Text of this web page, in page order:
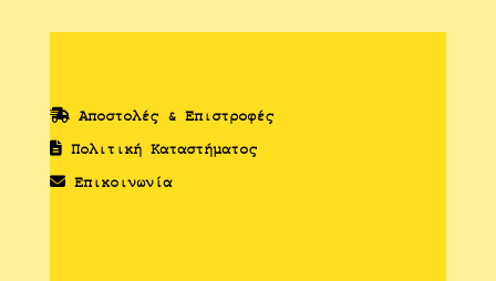
Αποστολές & Επιστροφές
Πολιτική Καταστήματος
Επικοινωνία